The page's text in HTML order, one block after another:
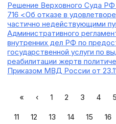
Решение Верховного Суда
716 <Об отказе в
частично недействующими
Административного
внутренних дел РФ по
государственной услуги по
реабилитации жертв
Приказом МВД России от
« ‹ 1 2 3 4 5
11 12 13 14 15 16